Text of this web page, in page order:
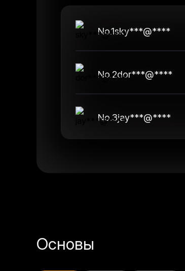
No.1sky***@****
No.2dor***@****
No.3jay***@****
Основы